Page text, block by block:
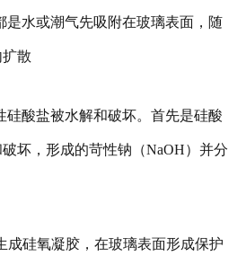
是水或潮气先吸附在玻璃表面，随
散
硅酸盐被水解和破坏。首先是硅酸
坏，形成的苛性钠（NaOH）并分
成硅氧凝胶，在玻璃表面形成保护